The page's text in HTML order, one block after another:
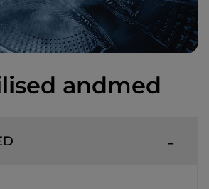
andmed